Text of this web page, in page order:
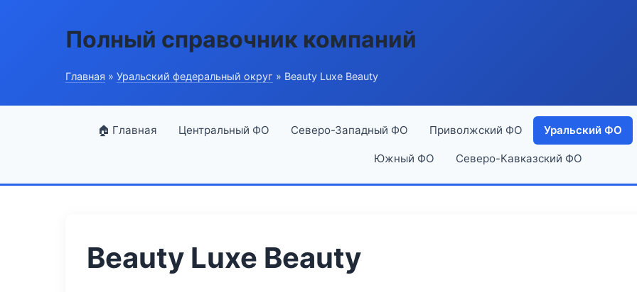
Полный справочник компаний
Главная » Уральский федеральный округ » Beauty Luxe Beauty
🏠 Главная Центральный ФО Северо-Западный ФО Приволжский ФО Уральский ФО
Южный ФО Северо-Кавказский ФО
Beauty Luxe Beauty